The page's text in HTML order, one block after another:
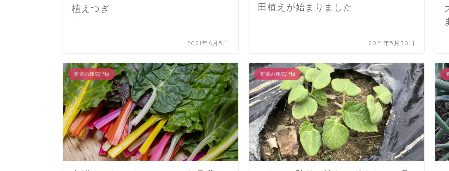
植えつぎ
2021年6月5日
田植えが始まりました
2021年5月30日
野菜の栽培記録 野菜の栽培記録